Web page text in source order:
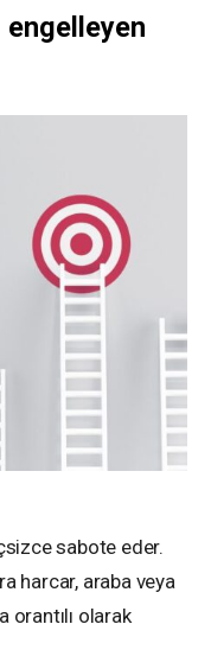
engelleyen
sabote eder.
harcar, araba veya
orantılı olarak